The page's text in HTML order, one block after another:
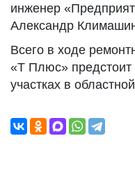
инженер
Александр
Всего в ходе
«Т Плюс» предстоит
участках в